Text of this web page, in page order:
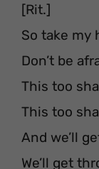
[Rit.]
So take my
Don’t be
This too
This too
And we’ll
We’ll get